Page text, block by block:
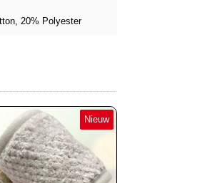
20% Polyester
Nieuw